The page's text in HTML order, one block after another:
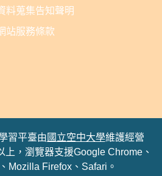
料蒐集告知聲明
站服務條款
習平臺由 國立空中大學維護經營
，瀏覽器支援Google Chrome、
Mozilla Firefox、Safari。